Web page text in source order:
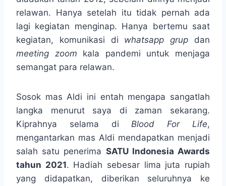
relawan. Hanya setelah itu tidak pernah ada
lagi kegiatan menginap. Hanya bertemu saat
kegiatan, komunikasi di whatsapp grup dan
meeting zoom kala pandemi untuk menjaga
semangat para relawan.
Sosok mas Aldi ini entah mengapa sangatlah
langka menurut saya di zaman sekarang.
Kiprahnya selama di Blood For Life,
mengantarkan mas Aldi mendapatkan menjadi
salah satu penerima SATU Indonesia Awards
tahun 2021. Hadiah sebesar lima juta rupiah
yang didapatkan, diberikan seluruhnya ke